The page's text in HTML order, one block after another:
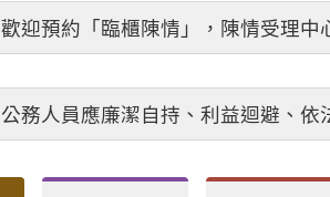
歡迎預約「臨櫃陳情」，陳情受理中
公務人員應廉潔自持、利益迴避、